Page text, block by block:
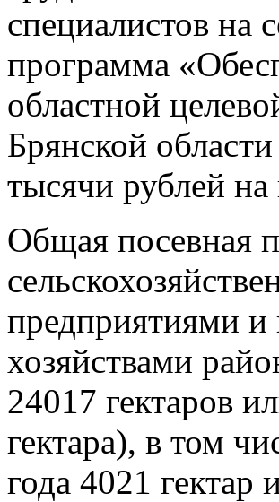
специалистов на
программа
областной
Брянской
тысячи рублей
Общая посевная
предприятиями
хозяйствами
24017 гектаров
гектара), в том
года 4021